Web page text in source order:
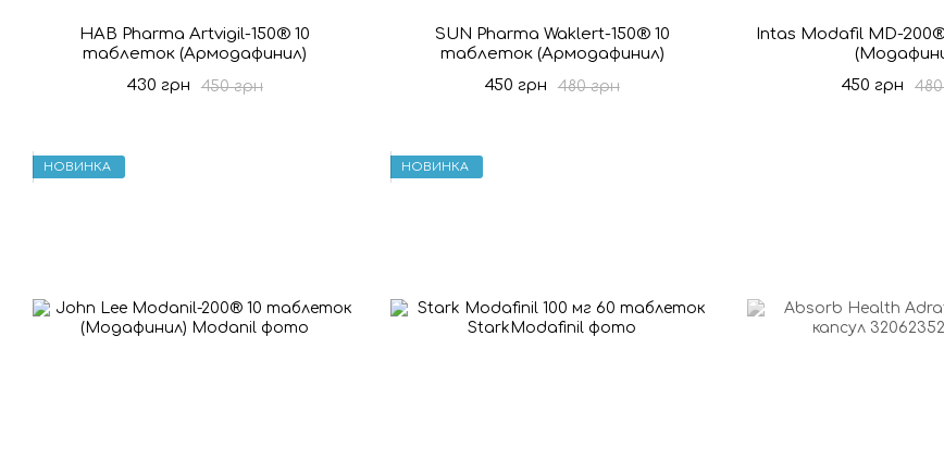
HAB Pharma Artvigil-150® 10
таблеток (Армодафинил)
450 грн
430 грн
SUN Pharma Waklert-150® 10
таблеток (Армодафинил)
480 грн
450 грн
Intas Modafil MD-
450 грн
НОВИНКА НОВИНКА